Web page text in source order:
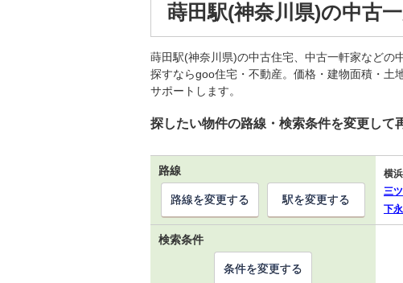
蒔田駅(神奈川県)の中古
蒔田駅(神奈川県)の中古住宅、中古一軒家などの
探すならgoo住宅・不動産。価格・建物面積・土
サポートします。
探したい物件の路線・検索条件を変更して
路線 横
三
下
路線を変更する 駅を変更する
検索条件
条件を変更する